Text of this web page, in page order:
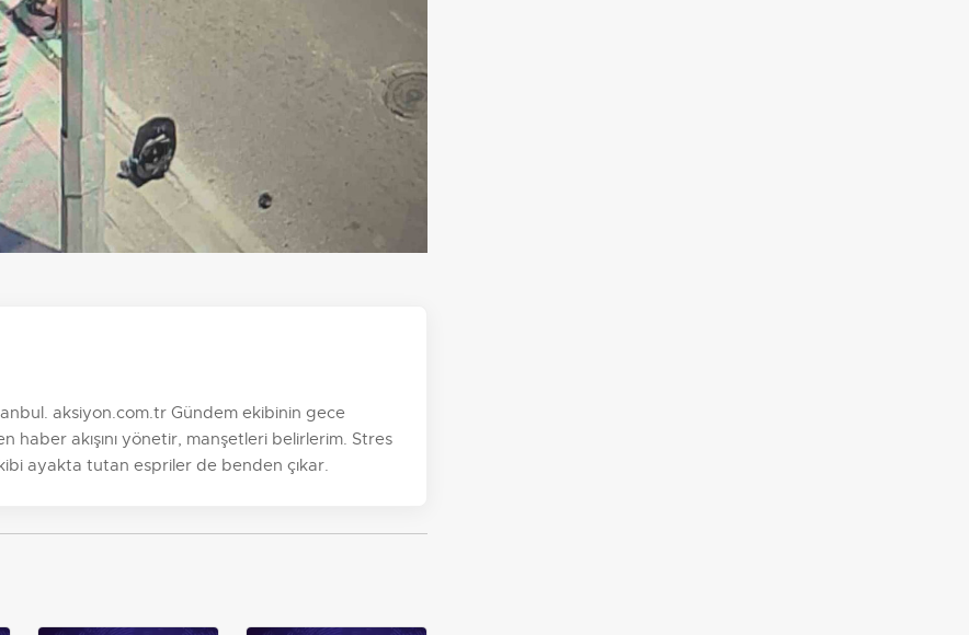
aksiyon.com.tr Gündem ekibinin gece
haber akışını yönetir, manşetleri belirlerim. Stres
ayakta tutan espriler de benden çıkar.